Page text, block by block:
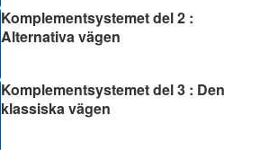
Komplementsystemet del 2 :
Alternativa vägen
Komplementsystemet del 3 : Den
klassiska vägen